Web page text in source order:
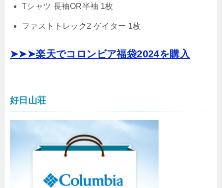
Tシャツ 長袖OR半袖 1枚
ファストトレック2 ゲイター 1枚
➤➤➤楽天でコロンビア福袋2024を購入
好日山荘